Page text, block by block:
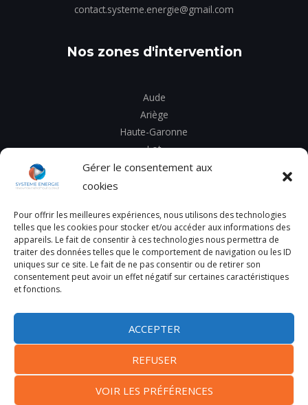
Gérer le consentement aux
cookies
Pour offrir les meilleures expériences, nous utilisons des technologies
telles que les cookies pour stocker et/ou accéder aux informations des
appareils. Le fait de consentir à ces technologies nous permettra de
traiter des données telles que le comportement de navigation ou les ID
uniques sur ce site. Le fait de ne pas consentir ou de retirer son
consentement peut avoir un effet négatif sur certaines caractéristiques
et fonctions.
ACCEPTER
REFUSER
VOIR LES PRÉFÉRENCES
contact.systeme.energie@gmail.com
Nos zones d'intervention
Aude
Ariège
Haute-Garonne
Lot
Tarn
Copyright © 2026 SYSTEME ENERGIE
Mentions Légales
Besoin d'un audit énergétique ?Contactez LCK ENERGIE.